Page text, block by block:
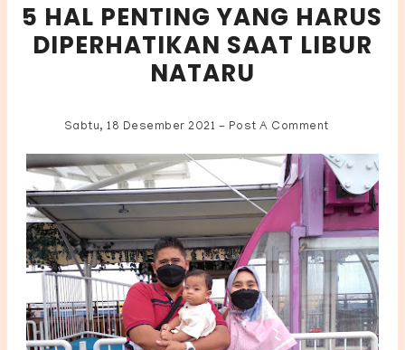
5 HAL PENTING YANG HARUS
DIPERHATIKAN SAAT LIBUR
NATARU
Sabtu, 18 Desember 2021 - Post A Comment